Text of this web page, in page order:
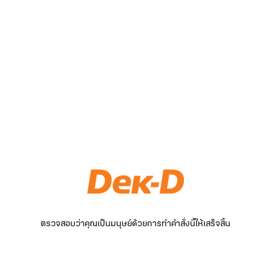
ตรวจสอบว่าคุณเป็นมนุษย์ด้วยการทำคำสั่งนี้ให้เสร็จสิ้น